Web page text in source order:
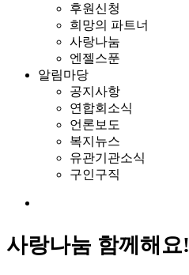
후원신청
희망의 파트너
사랑나눔
엔젤스푼
알림마당
공지사항
연합회소식
언론보도
복지뉴스
유관기관소식
구인구직
사랑나눔 함께해요!